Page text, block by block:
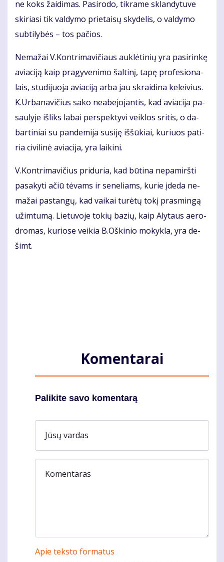
ne koks žai­di­mas. Pa­si­ro­do, tik­ra­me sklan­dy­tu­ve
ski­ria­si tik val­dy­mo prie­tai­sų sky­de­lis, o val­dy­mo
sub­ti­ly­bės – tos pa­čios.
Ne­ma­žai V.Kon­tri­ma­vi­čiaus auk­lė­ti­nių yra pa­si­rin­kę
avia­ci­ją kaip pra­gy­ve­ni­mo šal­ti­nį, ta­pę pro­fe­sio­na­
lais, stu­di­juo­ja avia­ci­ją ar­ba jau skrai­di­na ke­lei­vius.
K.Ur­ba­na­vi­čius sa­ko ne­abe­jo­jan­tis, kad avia­ci­ja pa­
sau­ly­je iš­liks la­bai per­spek­ty­vi veik­los sri­tis, o da­
bar­ti­niai su pan­de­mi­ja su­si­ję iš­šū­kiai, ku­riuos pa­ti­
ria ci­vi­li­nė avia­ci­ja, yra lai­ki­ni.
V.Kon­tri­ma­vi­čius pri­du­ria, kad bū­ti­na ne­pa­mirš­ti
pa­sa­ky­ti ačiū tė­vams ir se­ne­liams, ku­rie įde­da ne­
ma­žai pa­stan­gų, kad vai­kai tu­rė­tų to­kį pras­min­gą
už­im­tu­mą. Lie­tu­vo­je to­kių ba­zių, kaip Aly­taus ae­ro­
dro­mas, ku­rio­se vei­kia B.Oš­ki­nio mo­kyk­la, yra de­
šimt.
Komentarai
Palikite savo komentarą
Jūsų vardas
Komentaras
Apie teksto formatus